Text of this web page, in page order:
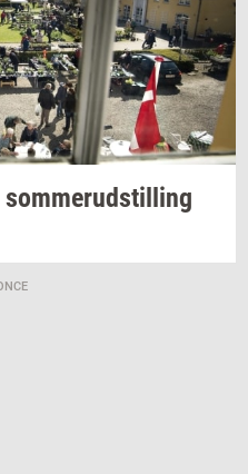
som­mer­ud­stil­ling